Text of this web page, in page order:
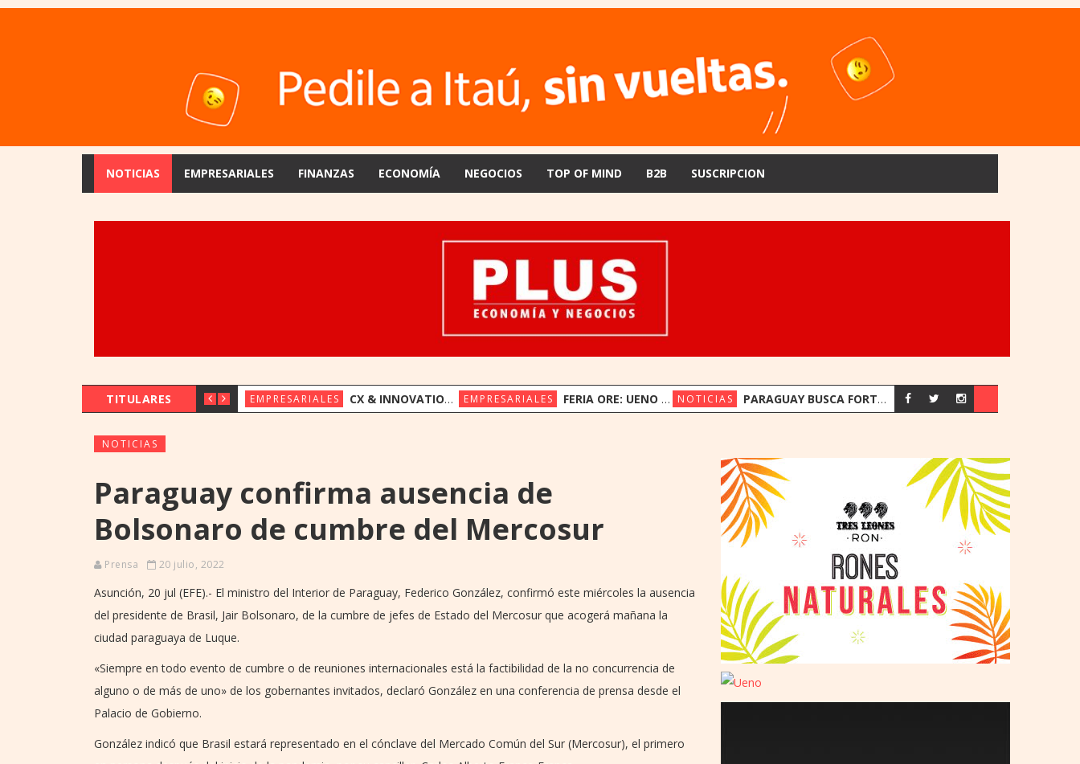
NOTICIAS EMPRESARIALES FINANZAS ECONOMÍA NEGOCIOS TOP OF MIND B2B SUSCRIPCION
TITULARES EMPRESARIALES CX & INNOVATION CONGRESS REÚNE A LÍDERES REGIONALES PARA EXPLORAR LA NUEVA ERA DE LA EXPERIENCIA DEL CLIENTE EMPRESARIALES FERIA ORE: UENO BANK APUESTA POR LA CULTURA INDÍGENA Y EL COMERCIO JUSTO NOTICIAS PARAGUAY BUSCA FORTALECER SU ESTRATEGIA ENERGÉTICA ANTE EL CRECIMIENTO DE LA DEMANDA
NOTICIAS
Paraguay confirma ausencia de
Bolsonaro de cumbre del Mercosur
Prensa 20 julio, 2022
Asunción, 20 jul (EFE).- El ministro del Interior de Paraguay, Federico González, confirmó este miércoles la ausencia
del presidente de Brasil, Jair Bolsonaro, de la cumbre de jefes de Estado del Mercosur que acogerá mañana la
ciudad paraguaya de Luque.
«Siempre en todo evento de cumbre o de reuniones internacionales está la factibilidad de la no concurrencia de
alguno o de más de uno» de los gobernantes invitados, declaró González en una conferencia de prensa desde el
Palacio de Gobierno.
González indicó que Brasil estará representado en el cónclave del Mercado Común del Sur (Mercosur), el primero